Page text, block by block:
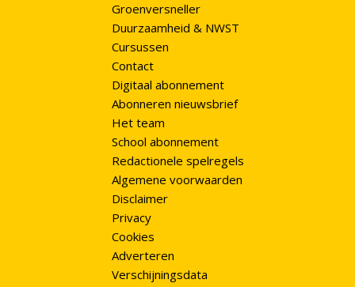
Groenversneller
Duurzaamheid & NWST
Cursussen
Contact
Digitaal abonnement
Abonneren nieuwsbrief
Het team
School abonnement
Redactionele spelregels
Algemene voorwaarden
Disclaimer
Privacy
Cookies
Adverteren
Verschijningsdata